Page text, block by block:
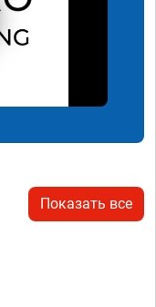
Показать все